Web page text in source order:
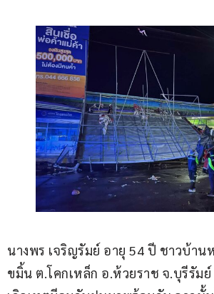
นางพร เจริญรัมย์ อายุ 54 ปี ชาวบ้าน
ขมิ้น ต.โคกเหล็ก อ.ห้วยราช จ.บุรีรัมย์